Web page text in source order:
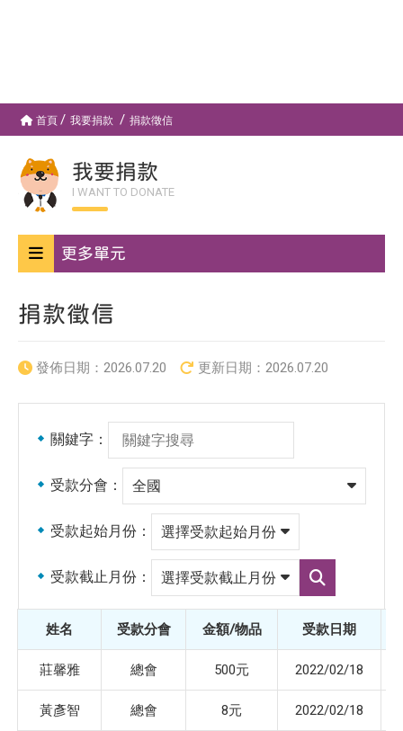
首頁 我要捐款 捐款徵信
我要捐款
I WANT TO DONATE
更多單元
捐款徵信
發佈日期： 2026.07.20 更新日期： 2026.07.20
關鍵字：
受款分會：
受款起始月份：
受款截止月份：
選
擇
受
款
截
止
月
份
姓名 受款分會 金額/物品 受款日期
莊馨雅 總會 500元 2022/02/18
黃彥智 總會 8元 2022/02/18